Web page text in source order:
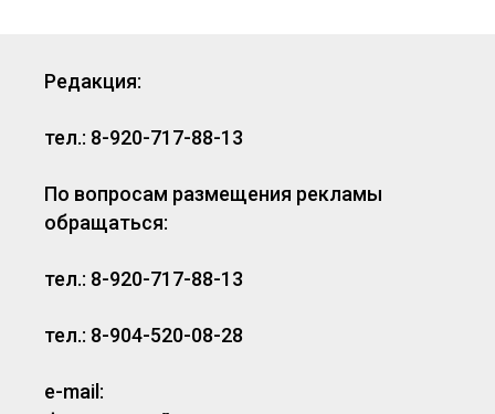
Редакция:
тел.: 8-920-717-88-13
По вопросам размещения рекламы
обращаться:
тел.: 8-920-717-88-13
тел.: 8-904-520-08-28
e-mail: